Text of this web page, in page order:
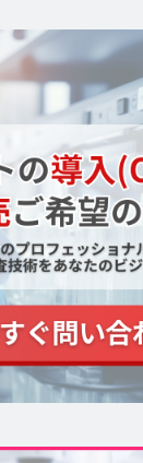
化】毛髪・爪ホル
キット導入クリニ
方へ
髪検査技術の資料
向け】毛髪検査技